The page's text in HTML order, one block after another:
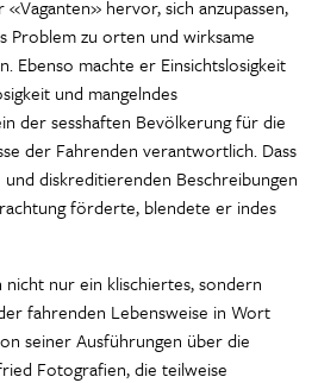
hervor, sich anzupassen,
Problem zu orten und wirksame
Ebenso machte er Einsichtslosigkeit
und mangelndes
der sesshaften Bevölkerung für die
der Fahrenden verantwortlich. Dass
diskreditierenden Beschreibungen
förderte, blendete er indes
nur ein klischiertes, sondern
fahrenden Lebensweise in Wort
seiner Ausführungen über die
Fotografien, die teilweise